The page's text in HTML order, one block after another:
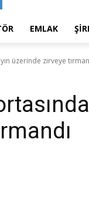
EMLAK
üzerinde zirveye